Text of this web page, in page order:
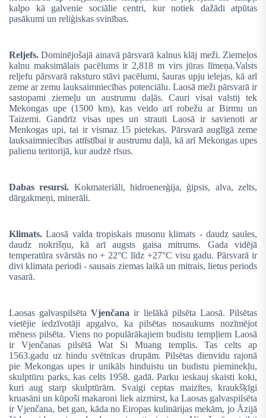
kalpo kā galvenie sociālie centri, kur notiek dažādi atpūtas
pasākumi un reliģiskas svinības.
Reljefs.Dominējošajā ainavā pārsvarā kalnus klāj meži. Ziemeļos
kalnu maksimālais pacēlums ir 2,818 m virs jūras līmeņa.Valsts
reljefu pārsvarā raksturo stāvi pacēlumi, šauras upju ielejas, kā arī
zeme ar zemu lauksaimniecības potenciālu. Laosā meži pārsvarā ir
sastopami ziemeļu un austrumu daļās. Cauri visai valstij tek
Mekongas upe (1500 km), kas veido arī robežu ar Birmu un
Taizemi. Gandrīz visas upes un strauti Laosā ir savienoti ar
Menkogas upi, tai ir vismaz 15 pietekas. Pārsvarā auglīgā zeme
lauksaimniecības attīstībai ir austrumu daļā, kā arī Mekongas upes
palienu teritorijā, kur audzē rīsus.
Dabas resursi. Kokmateriāli, hidroenerģija, ģipsis, alva, zelts,
dārgakmeņi, minerāli.
Klimats.Laosā valda tropiskais musonu klimats - daudz saules,
daudz nokrišņu, kā arī augsts gaisa mitrums. Gada vidējā
temperatūra svārstās no + 22°C līdz +27°C visu gadu. Pārsvarā ir
divi klimata periodi - sausais ziemas laikā un mitrais, lietus periods
vasarā.
Laosas galvaspilsētaVjenčana ir lielākā pilsēta Laosā. Pilsētas
vietējie iedzīvotāji apgalvo, ka pilsētas nosaukums nozīmējot
mēness pilsēta. Viens no populārākajiem budistu tempļiem Laosā
ir Vjenčanas pilsētā Wat Si Muang templis. Tas celts ap
1563.gadu uz hindu svētnīcas drupām. Pilsētas dienvidu rajonā
pie Mekongas upes ir unikāls hinduistu un budistu pieminekļu,
skulptūru parks, kas celts 1958. gadā. Parku ieskauj skaisti koki,
kuri aug starp skulptūrām. Svaigi ceptas maizītes, kraukšķīgi
kruasāni un kūpoši makaroni liek aizmirst, ka Laosas galvaspilsēta
ir Vjenčana, bet gan, kāda no Eiropas kulinārijas mekām, jo Āzijā